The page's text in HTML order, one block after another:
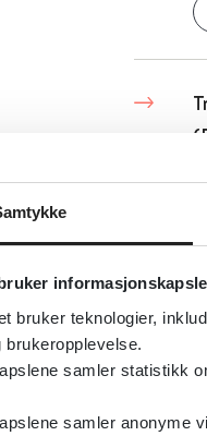
bruker teknologier,
brukeropplevelse.
samler statistikk
samler anonyme